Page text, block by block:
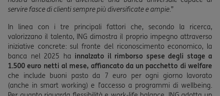
servire fasce di clienti sempre più diversificate e ampie.”
In linea con i tre principali fattori che, secondo la ricerca,
valorizzano il talento, ING dimostra il proprio impegno attraverso
iniziative concrete: sul fronte del riconoscimento economico, la
banca nel 2025 ha innalzato il rimborso spese degli stage a
1.500 euro netti al mese, affiancato da un pacchetto di welfare
che include buoni pasto da 7 euro per ogni giorno lavorato
(anche in smart working) e l’accesso a programmi di wellbeing.